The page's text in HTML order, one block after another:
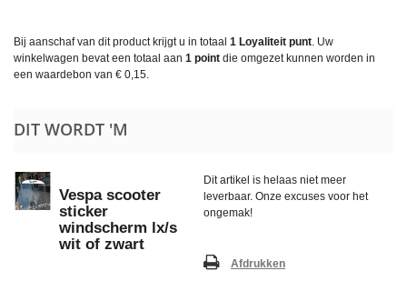
Bij aanschaf van dit product krijgt u in totaal 1 Loyaliteit punt. Uw
winkelwagen bevat een totaal aan 1 point die omgezet kunnen worden in
een waardebon van € 0,15.
DIT WORDT 'M
Vespa scooter
sticker
windscherm lx/s
wit of zwart
Dit artikel is helaas niet meer
leverbaar. Onze excuses voor het
ongemak!
Afdrukken